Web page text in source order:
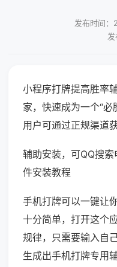
发布时间
小程序打牌提高胜率
家，快速成为一个“
用户可通过正规渠道
辅助安装，可QQ搜
件安装教程
手机打牌可以一键让
十分简单，打开这个
规律，只需要输入自
生成出手机打牌专用